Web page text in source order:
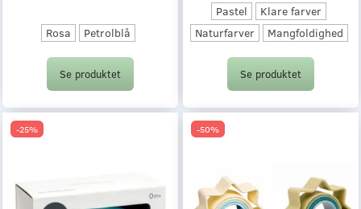
Rosa Petrolblå
Se produktet
Pastel
Klare farver
Naturfarver
Mangfoldighed
Se produktet
-25% -50%